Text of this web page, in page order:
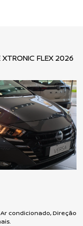
XTRONIC FLEX 2026
condicionado, Direção